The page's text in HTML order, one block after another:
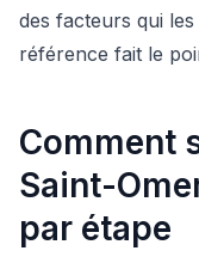
des facteurs qui
référence fait le
Comment
Saint-
par étape